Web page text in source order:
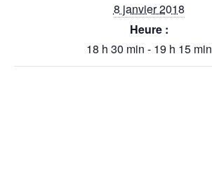
8 janvier 2018
Heure :
18 h 30 min - 19 h 15 min